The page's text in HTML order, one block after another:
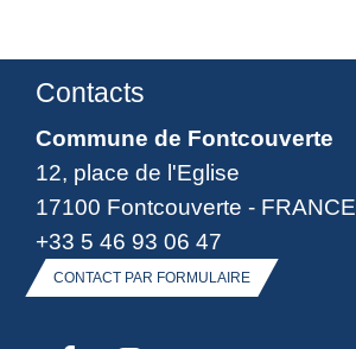
Contacts
Commune de Fontcouverte
12, place de l'Eglise
17100 Fontcouverte - FRANCE
+33 5 46 93 06 47
CONTACT PAR FORMULAIRE